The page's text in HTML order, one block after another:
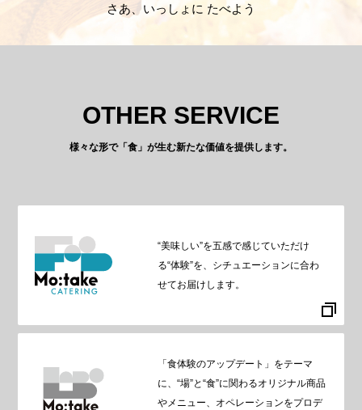
さあ、いっしょに たべよう
OTHER SERVICE
様々な形で「食」が生む新たな価値を提供します。
“美味しい”を五感で感じていただけ
る“体験”を、シチュエーションに合わ
せてお届けします。
「食体験のアップデート」をテーマ
に、“場”と“食”に関わるオリジナル商品
やメニュー、オペレーションをプロデ